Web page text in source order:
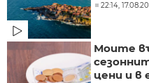
22:14,
Моите
цени и в